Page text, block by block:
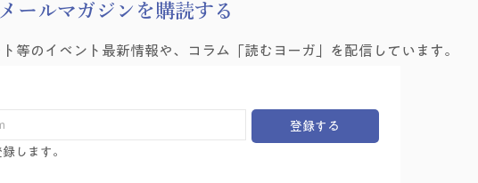
​メールマガジンを購読する
等のイベント最新情報や、コラム「読むヨーガ」を配信しています。
登録する
します。